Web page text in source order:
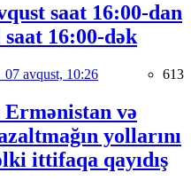
saat 16:00-dan
saat 16:00-dək
07 avqust, 10:26 613
və
yollarını
ittifaqa qayıdış